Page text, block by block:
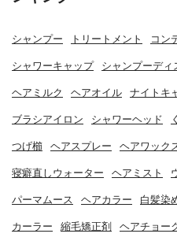
シャンプー トリートメント コン
シャワーキャップ シャンプーディ
ヘアミルク ヘアオイル ナイトキ
ブラシアイロン シャワーヘッド
つげ櫛 ヘアスプレー ヘアワック
寝癖直しウォーター ヘアミスト
パーマムース ヘアカラー 白髪染
カーラー 縮毛矯正剤 ヘアチョー